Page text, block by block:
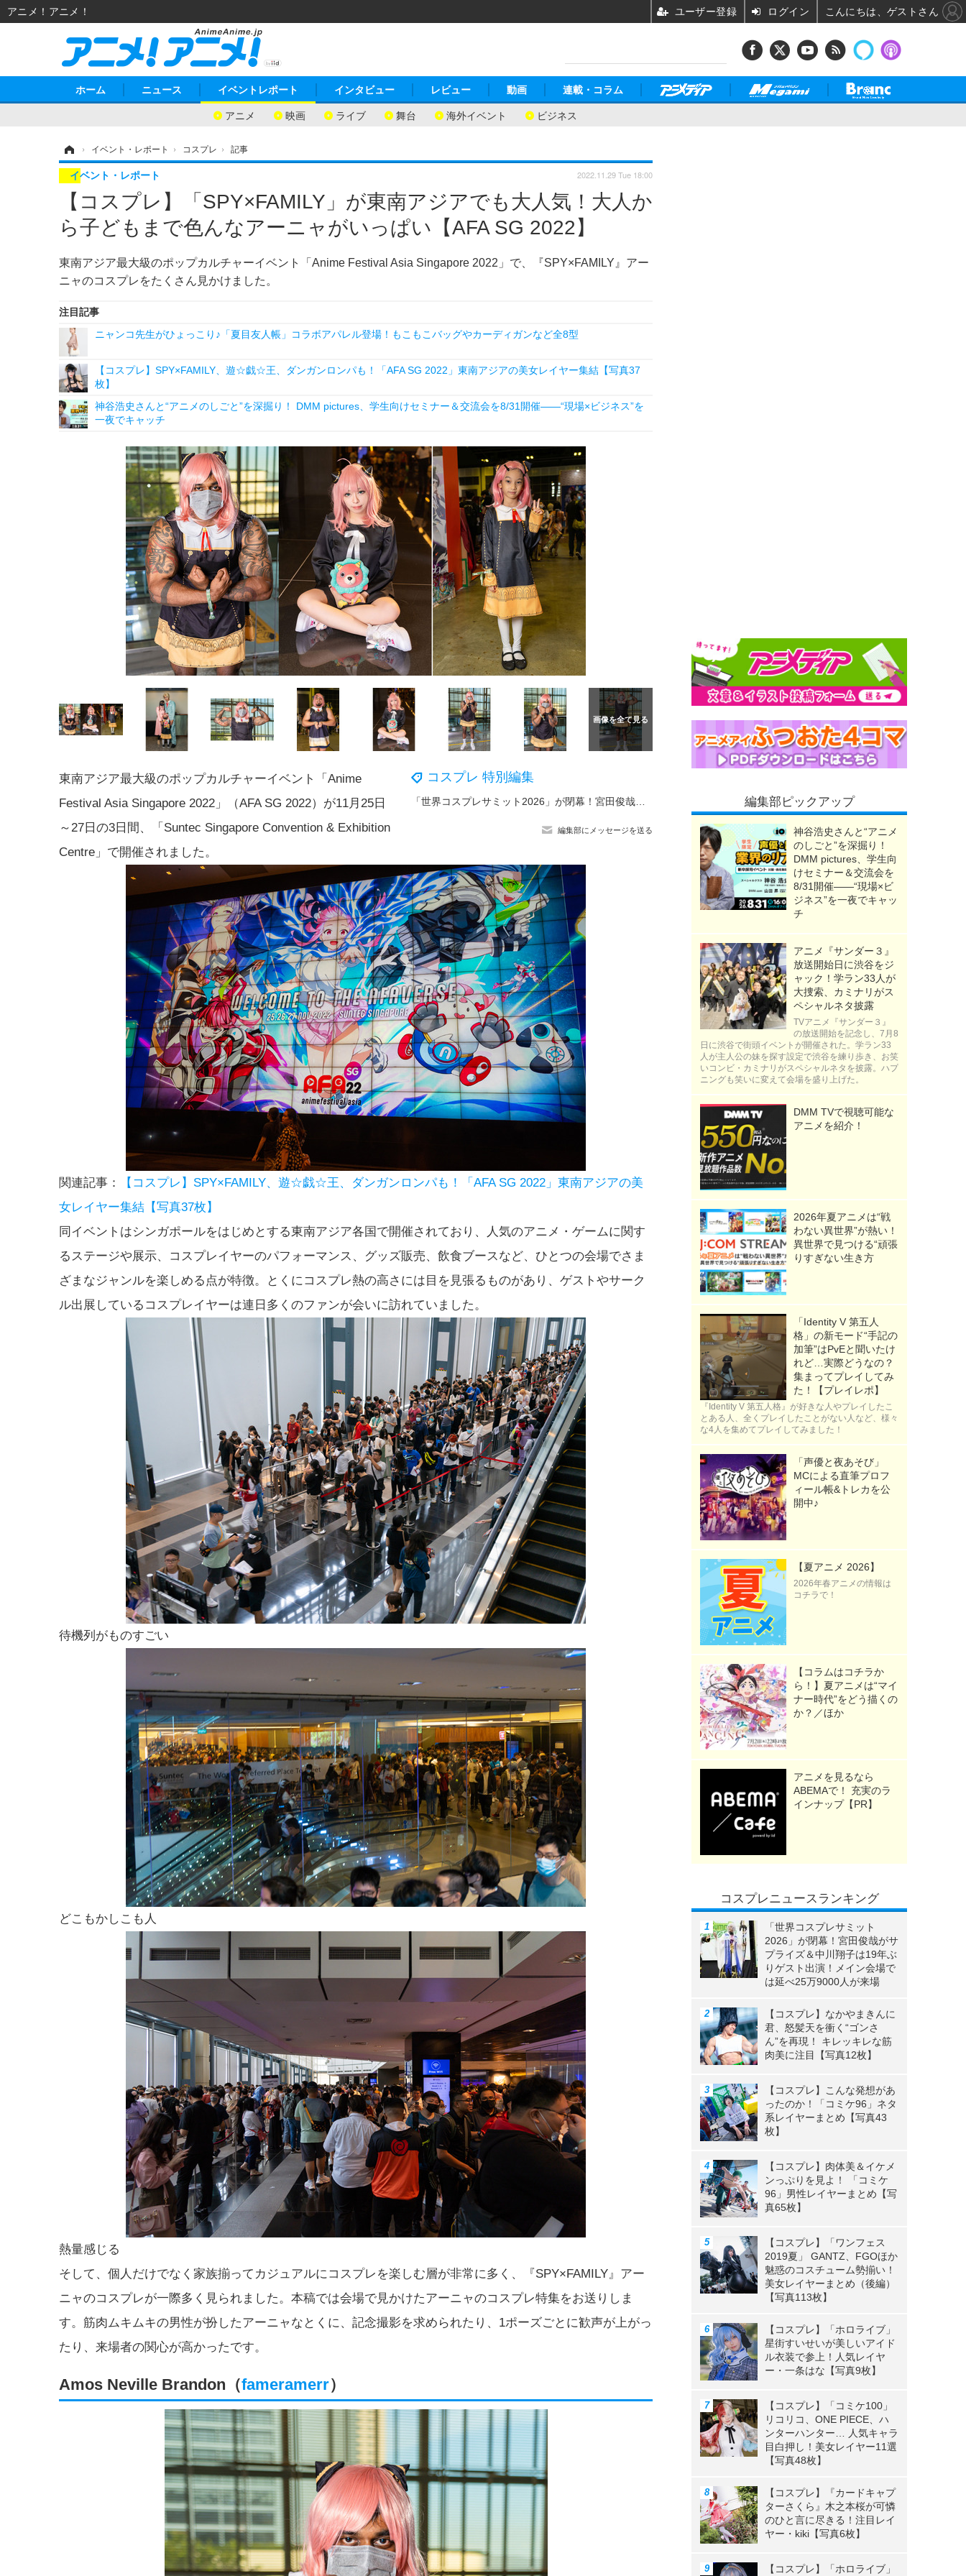
ホーム ニュース イベントレポート
アニメ 映画 ライブ 舞台 海外イベント ビジネス
インタビュー レビュー 動画 連載・コラム
› イベント・レポート › コスプレ › 記事
【コスプレ】「SPY×FAMILY」が東南アジアでも大人気！大人か
ら子どもまで色んなアーニャがいっぱい【AFA SG 2022】
東南アジア最大級のポップカルチャーイベント「Anime Festival Asia Singapore 2022」で、『SPY×FAMILY』アー
ニャのコスプレをたくさん見かけました。
イベント・レポート 2022.11.29 Tue 18:00
注目記事
ニャンコ先生がひょっこり♪「夏目友人帳」コラボアパレル登場！もこもこバッグやカーディガンなど全8型
【コスプレ】SPY×FAMILY、遊☆戯☆王、ダンガンロンパも！「AFA SG 2022」東南アジアの美女レイヤー集結【写真37
枚】
神谷浩史さんと“アニメのしごと”を深掘り！ DMM pictures、学生向けセミナー＆交流会を8/31開催――“現場×ビジネス”を
一夜でキャッチ
コスプレ 特別編集
編集部にメッセージを送る
東南アジア最大級のポップカルチャーイベント「Anime
Festival Asia Singapore 2022」（AFA SG 2022）が11月25日
～27日の3日間、「Suntec Singapore Convention & Exhibition
Centre」で開催されました。
関連記事：
【コスプレ】SPY×FAMILY、遊☆戯☆王、ダンガンロンパも！「AFA SG 2022」東南アジアの美
女レイヤー集結【写真37枚】
同イベントはシンガポールをはじめとする東南アジア各国で開催されており、人気のアニメ・ゲームに関す
るステージや展示、コスプレイヤーのパフォーマンス、グッズ販売、飲食ブースなど、ひとつの会場でさま
ざまなジャンルを楽しめる点が特徴。とくにコスプレ熱の高さには目を見張るものがあり、ゲストやサーク
ル出展しているコスプレイヤーは連日多くのファンが会いに訪れていました。
待機列がものすごい
どこもかしこも人
熱量感じる
そして、個人だけでなく家族揃ってカジュアルにコスプレを楽しむ層が非常に多く、『SPY×FAMILY』アー
ニャのコスプレが一際多く見られました。本稿では会場で見かけたアーニャのコスプレ特集をお送りしま
す。筋肉ムキムキの男性が扮したアーニャなとくに、記念撮影を求められたり、1ポーズごとに歓声が上がっ
たり、来場者の関心が高かったです。
Amos Neville Brandon（fameramerr）
編集部ピックアップ
神谷浩史さんと“アニメ
のしごと”を深掘り！
DMM pictures、学生向
けセミナー＆交流会を
8/31開催――“現場×ビ
ジネス”を一夜でキャッ
チ
アニメ『サンダー３』
放送開始日に渋谷をジ
ャック！学ラン33人が
大捜索、カミナリがス
ペシャルネタ披露
TVアニメ『サンダー３』
の放送開始を記念し、7月8
日に渋谷で街頭イベントが開催された。学ラン33
人が主人公の妹を探す設定で渋谷を練り歩き、お笑
いコンビ・カミナリがスペシャルネタを披露。ハプ
ニングも笑いに変えて会場を盛り上げた。
DMM TVで視聴可能な
アニメを紹介！
2026年夏アニメは“戦
わない異世界”が熱い！
異世界で見つける“頑張
りすぎない生き方
「Identity V 第五人
格」の新モード“手記の
加筆”はPvEと聞いたけ
れど…実際どうなの？
集まってプレイしてみ
た！【プレイレポ】
『Identity V 第五人格』が好きな人やプレイしたこ
とある人、全くプレイしたことがない人など、様々
な4人を集めてプレイしてみました！
「声優と夜あそび」
MCによる直筆プロフ
ィール帳&トレカを公
開中♪
【夏アニメ 2026】
2026年春アニメの情報は
コチラで！
【コラムはコチラか
ら！】夏アニメは“マイ
ナー時代”をどう描くの
か？／ほか
アニメを見るなら
ABEMAで！ 充実のラ
インナップ【PR】
コスプレニュースランキング
「世界コスプレサミット
2026」が閉幕！宮田俊哉がサ
プライズ＆中川翔子は19年ぶ
りゲスト出演！メイン会場で
は延べ25万9000人が来場
【コスプレ】なかやまきんに
君、怒髪天を衝く“ゴンさ
ん”を再現！ キレッキレな筋
肉美に注目【写真12枚】
【コスプレ】こんな発想があ
ったのか！「コミケ96」ネタ
系レイヤーまとめ【写真43
枚】
【コスプレ】肉体美＆イケメ
ンっぷりを見よ！ 「コミケ
96」男性レイヤーまとめ【写
真65枚】
【コスプレ】「ワンフェス
2019夏」 GANTZ、FGOほか
魅惑のコスチューム勢揃い！
美女レイヤーまとめ（後編）
【写真113枚】
【コスプレ】「ホロライブ」
星街すいせいが美しいアイド
ル衣装で参上！人気レイヤ
ー・一条はな【写真9枚】
【コスプレ】「コミケ100」
リコリコ、ONE PIECE、ハ
ンターハンター… 人気キャラ
目白押し！美女レイヤー11選
【写真48枚】
【コスプレ】『カードキャプ
ターさくら』木之本桜が可憐
のひと言に尽きる！注目レイ
ヤー・kiki【写真6枚】
【コスプレ】「ホロライブ」
アニメ！アニメ！ ユーザー登録 ログイン こんにちは、ゲストさん